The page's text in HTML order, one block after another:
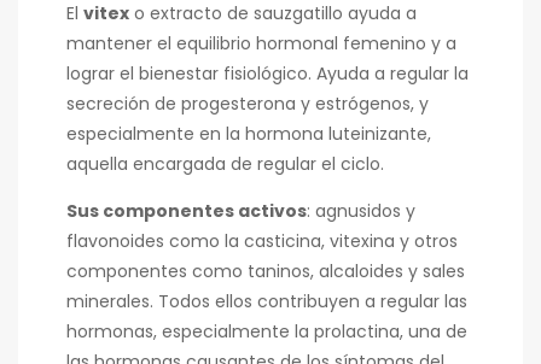
El vitex o extracto de sauzgatillo ayuda a
mantener el equilibrio hormonal femenino y a
lograr el bienestar fisiológico. Ayuda a regular la
secreción de progesterona y estrógenos, y
especialmente en la hormona luteinizante,
aquella encargada de regular el ciclo.
Sus componentes activos: agnusidos y
flavonoides como la casticina, vitexina y otros
componentes como taninos, alcaloides y sales
minerales. Todos ellos contribuyen a regular las
hormonas, especialmente la prolactina, una de